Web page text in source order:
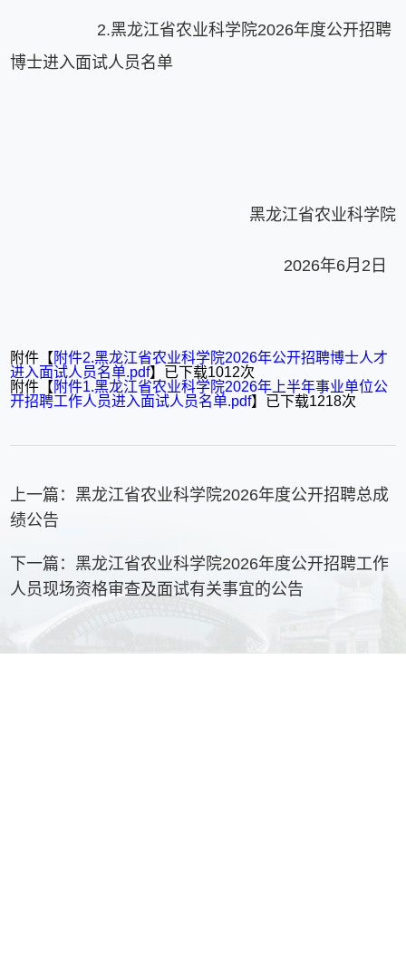
2.黑龙江省农业科学院2026年度公开招聘
博士进入面试人员名单
黑龙江省农业科学院
2026年6月2日
附件【 附件2.黑龙江省农业科学院2026年公开招聘博士人才
进入面试人员名单.pdf】已下载1012次
附件【 附件1.黑龙江省农业科学院2026年上半年事业单位公
开招聘工作人员进入面试人员名单.pdf】已下载1218次
上一篇： 黑龙江省农业科学院2026年度公开招聘总成
绩公告
下一篇： 黑龙江省农业科学院2026年度公开招聘工作
人员现场资格审查及面试有关事宜的公告